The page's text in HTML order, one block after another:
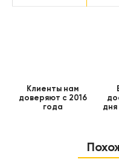
Клиенты нам
доверяют с 2016
года
дня